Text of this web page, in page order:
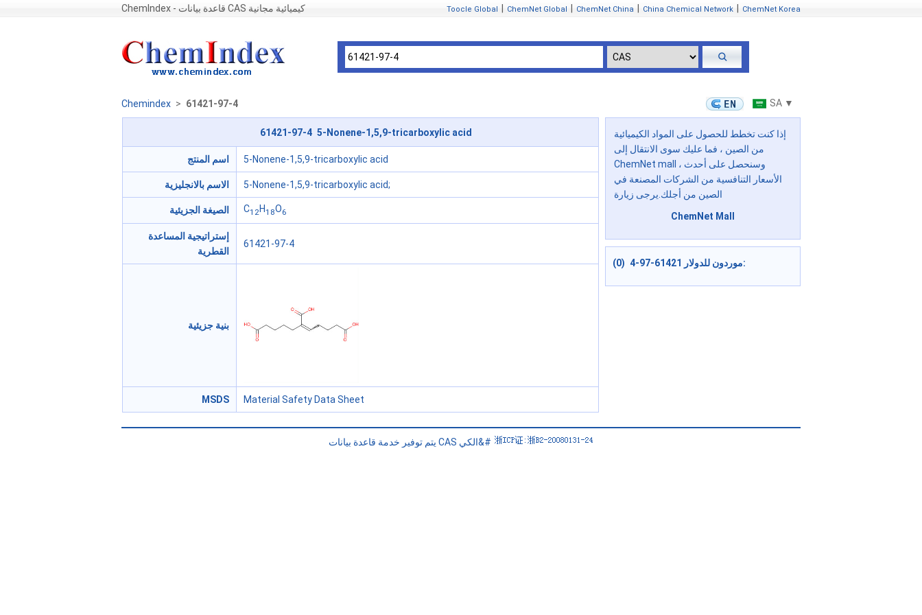
ChemIndex - قاعدة بيانات CAS كيميائية مجانية Toocle Global ChemNet Global ChemNet China China Chemical Network ChemNet Korea
Chemindex > 61421-97-4 SA ▼
61421-97-4 5-Nonene-1,5,9-tricarboxylic acid
اسم المنتج 5-Nonene-1,5,9-tricarboxylic acid
الاسم بالانجليزية 5-Nonene-1,5,9-tricarboxylic acid;
الصيغة الجزيئية C12H18O6
إستراتيجية المساعدة
القطرية
61421-97-4
بنية جزيئية
MSDS Material Safety Data Sheet
إذا كنت تخطط للحصول على المواد الكيميائية
من الصين ، فما عليك سوى الانتقال إلى
ChemNet mall ، وسنحصل على أحدث
الأسعار التنافسية من الشركات المصنعة في
الصين من أجلك.يرجى زيارة
ChemNet Mall
موردون للدولار 61421-97-4 (0):
يتم توفير خدمة قاعدة بيانات CAS الكي&#